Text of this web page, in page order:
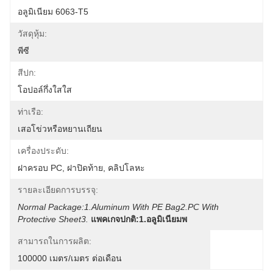
อลูมิเนียม 6063-T5
วัสดุหุ้ม:
พีซี
สีปก:
โอปอล์กึ่งใสใส
ท่าเรือ:
เสอโข่วหรือหยานเถียน
เครื่องประดับ:
ฝาครอบ PC, ฝาปิดท้าย, คลิปโลหะ
รายละเอียดการบรรจุ:
Normal Package:1.Aluminum With PE Bag2.PC With
Protective Sheet3. แพคเกจปกติ:1.อลูมิเนียมพ
สามารถในการผลิต:
100000 เมตร/เมตร ต่อเดือน